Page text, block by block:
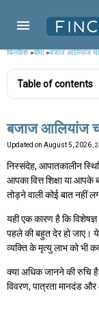
फिनकैश»बीमा»बजाज आलियांज
Table of contents
बजाज आलियांज
Updated on August 5, 2026 ,
निस्संदेह, आपातकालीन
आपका वित्त शिक्षा या आपके
तोड़ने वाली कोई बात नहीं
यही एक कारण है कि
पहले की बहुत देर हो जाए। ये
व्यक्ति के मृत्यु लाभ को भी
क्या अधिक जानने की रुचि
विवरण, पात्रता मानदंड